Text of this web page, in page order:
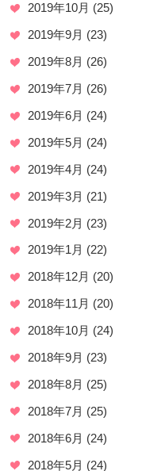
2019年10月 (25)
2019年9月 (23)
2019年8月 (26)
2019年7月 (26)
2019年6月 (24)
2019年5月 (24)
2019年4月 (24)
2019年3月 (21)
2019年2月 (23)
2019年1月 (22)
2018年12月 (20)
2018年11月 (20)
2018年10月 (24)
2018年9月 (23)
2018年8月 (25)
2018年7月 (25)
2018年6月 (24)
2018年5月 (24)